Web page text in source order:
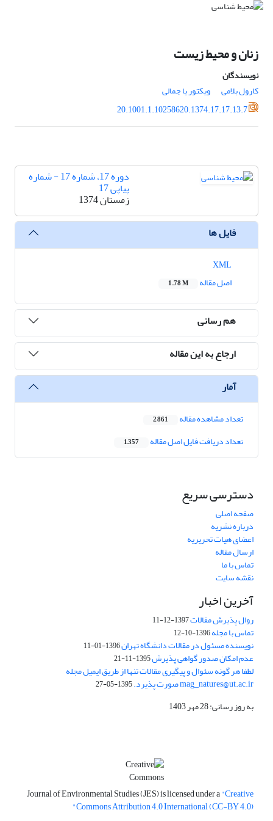
زنان و محیط زیست
نویسندگان
کارول بلامی
ویکتور یا جمالی
20.1001.1.10258620.1374.17.17.13.7
دوره 17، شماره 17 - شماره
پیاپی 17
زمستان 1374
فایل ها
اصل مقاله
1.78 M
هم رسانی
ارجاع به این مقاله
آمار
تعداد مشاهده مقاله 2,861
تعداد دریافت فایل اصل مقاله 1,357
دسترسی سریع
صفحه اصلی
درباره نشریه
اعضای هیات تحریریه
ارسال مقاله
تماس با ما
نقشه سایت
آخرین اخبار
روال پذیرش مقالات1397-12-11
تماس با مجله1396-10-12
نویسنده مسئول در مقالات دانشگاه تهران1396-01-11
عدم امکان صدور گواهی پذیرش1395-11-21
لطفا هر گونه سئوال و پیگیری مقالات تنها از طریق ایمیل مجله
mag_natures@ut.ac.ir صورت پذیرد. 1395-05-27
به روز رسانی: 28 مهر 1403
Journal of Environmental Studies (JES) is licensed under a"Creative
Commons Attribution 4.0 International (CC-BY 4.0)"